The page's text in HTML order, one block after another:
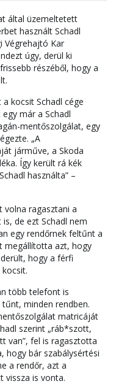
által üzemeltetett
használt Schadl
Végrehajtó Kar
úgy, derül ki
részéből, hogy a
kocsit Schadl cége
már a Schadl
mentőszolgálat, egy
„A
járműve, a Skoda
Így került rá kék
használta” –
volna ragasztani a
de ezt Schadl nem
egy rendőrnek feltűnt a
megállította azt, hogy
hogy a férfi
több telefont is
minden rendben.
matricáját
szerint „ráb*szott,
van”, fel is ragasztotta
hogy bár szabálysértési
a rendőr, azt a
vissza is vonta.